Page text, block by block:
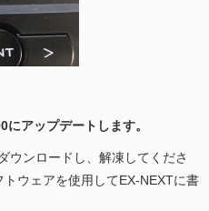
アップデートします。
ウンロードし、解凍してくださ
ウェアを使用してEX-NEXTに書